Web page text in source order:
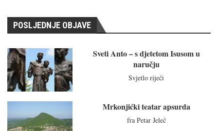
POSLJEDNJE OBJAVE
Sveti Anto – s djetetom Isusom u
naručju
Svjetlo riječi
Mrkonjićki teatar apsurda
fra Petar Jeleč